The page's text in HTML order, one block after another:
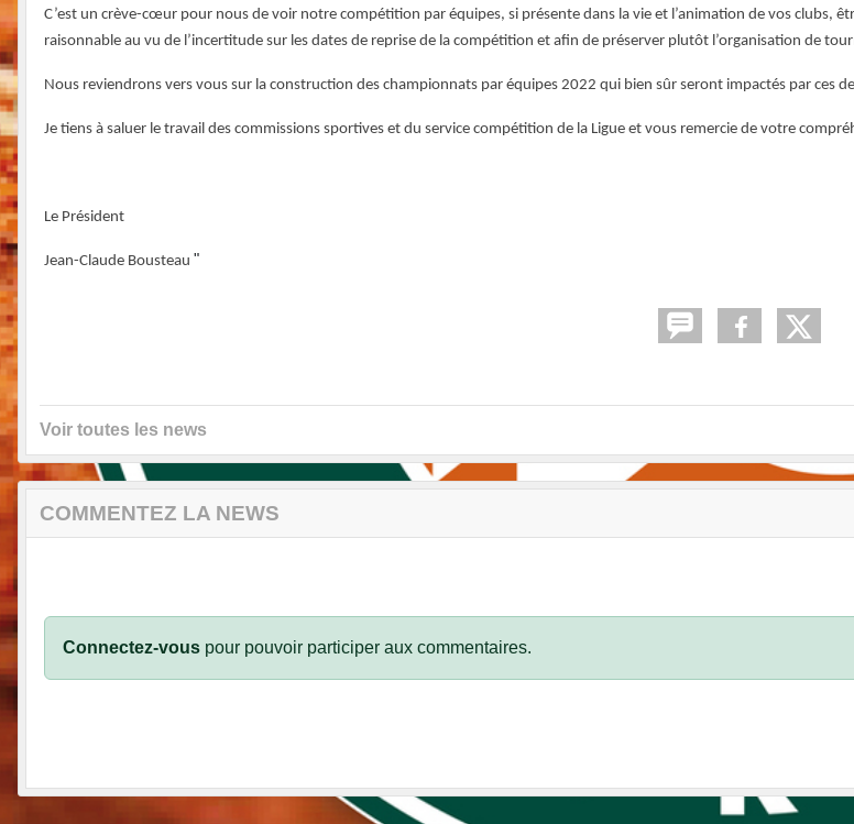
C’est un crève-cœur pour nous de voir notre compétition par équipes, si présente dans la vie et l’animation de vos clubs,
raisonnable au vu de l’incertitude sur les dates de reprise de la compétition et afin de préserver plutôt l’organisation de
Nous reviendrons vers vous sur la construction des championnats par équipes 2022 qui bien sûr seront impactés par ces
Je tiens à saluer le travail des commissions sportives et du service compétition de la Ligue et vous remercie de votre
Le Président
Jean-Claude Bousteau "
Voir toutes les news
COMMENTEZ LA NEWS
Connectez-vous pour pouvoir participer aux commentaires.